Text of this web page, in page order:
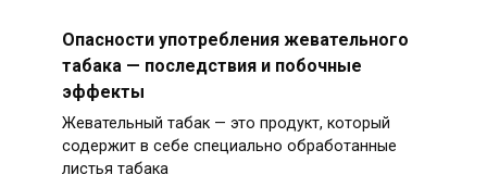
Опасности употребления жевательного
табака — последствия и побочные
эффекты
Жевательный табак — это продукт, который
содержит в себе специально обработанные
листья табака